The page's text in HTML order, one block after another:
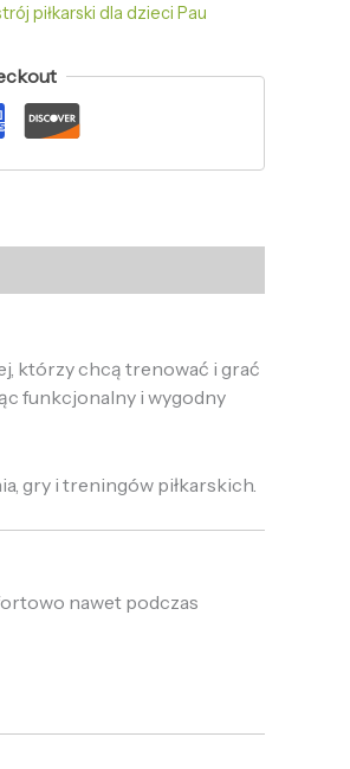
piłkarski dla dzieci Pau
którzy chcą trenować i grać
funkcjonalny i wygodny
gry i treningów piłkarskich.
nawet podczas